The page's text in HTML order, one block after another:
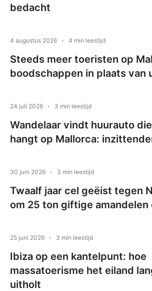
bedacht
4 augustus 2026 4 min leestijd
Steeds meer toeristen op
boodschappen in plaats van
24 juli 2026 3 min leestijd
Wandelaar vindt huurauto
hangt op Mallorca:
30 juni 2026 3 min leestijd
Twaalf jaar cel geëist tegen
om 25 ton giftige amandelen
25 juni 2026 3 min leestijd
Ibiza op een kantelpunt: hoe
massatoerisme het eiland
uitholt